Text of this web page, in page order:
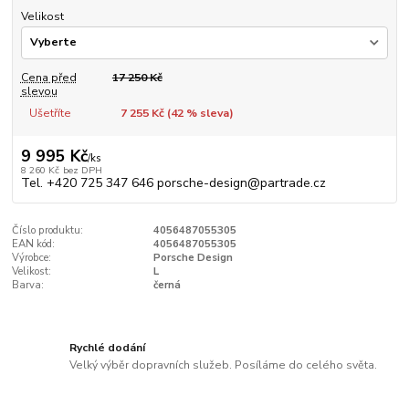
Velikost
Cena před
slevou
17 250 Kč
Ušetříte 7 255 Kč (42% sleva)
9 995 Kč/ks
8 260 Kč bez DPH
Tel. +420 725 347 646 porsche-design@partrade.cz
Číslo produktu:
4056487055305
EAN kód:
4056487055305
Výrobce:
Porsche Design
Velikost:
L
Barva:
černá
Rychlé dodání
Velký výběr dopravních služeb. Posíláme do celého světa.